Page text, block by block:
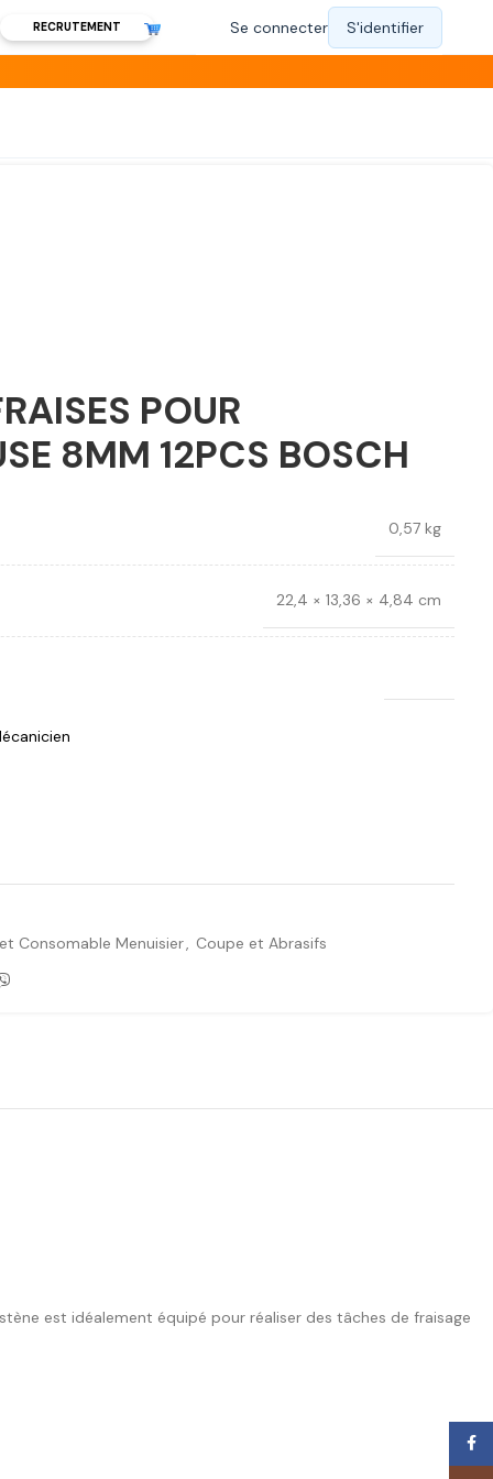
RECRUTEMENT
POUR
8MM 12PCS BOSCH
0,57 kg
22,4 × 13,36 × 4,84 cm
Consomable Menuisier, Coupe et Abrasifs
est idéalement équipé pour réaliser des tâches de fraisage